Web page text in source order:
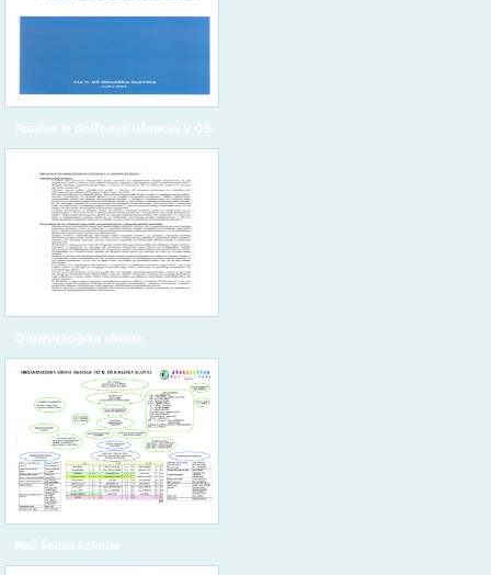
Pravice in dolžnosti učencev v OŠ
Organizacijska shema
Naš šolski koledar